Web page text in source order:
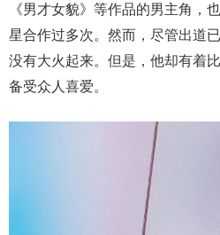
《男才女貌》等作品的男主角，
星合作过多次。然而，尽管出道
没有大火起来。但是，他却有着比
备受众人喜爱。